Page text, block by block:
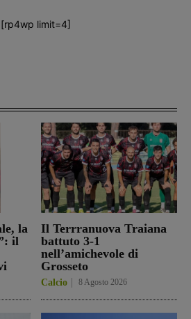
la
il
Il Terrranuova Traiana
battuto 3-1
nell’amichevole di
Grosseto
Calcio 8 Agosto 2026
[rp4wp limit=4]